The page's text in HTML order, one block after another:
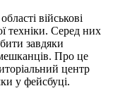
військові
техніки. Серед них
завдяки
Про це
центр
у фейсбуці.